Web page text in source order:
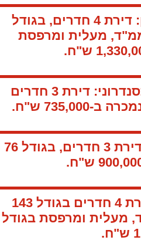
דירת 4 חדרים, בגודל
מעלית ומרפסת
דירת 3 חדרים
ב-735,000 ש"ח.
3 חדרים, בגודל
76
דירת 4 חדרים בגודל 143
מעלית ומרפסת בגודל